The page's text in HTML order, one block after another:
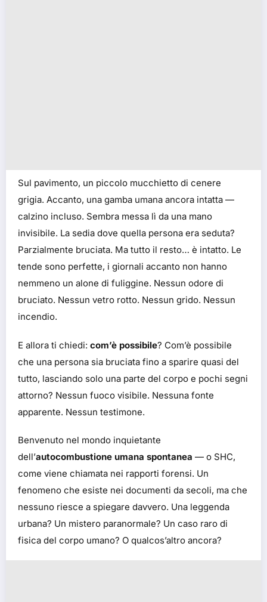
Sul pavimento, un piccolo mucchietto di cenere
grigia. Accanto, una gamba umana ancora intatta —
calzino incluso. Sembra messa lì da una mano
invisibile. La sedia dove quella persona era seduta?
Parzialmente bruciata. Ma tutto il resto… è intatto. Le
tende sono perfette, i giornali accanto non hanno
nemmeno un alone di fuliggine. Nessun odore di
bruciato. Nessun vetro rotto. Nessun grido. Nessun
incendio.
E allora ti chiedi: com’è possibile? Com’è possibile
che una persona sia bruciata fino a sparire quasi del
tutto, lasciando solo una parte del corpo e pochi segni
attorno? Nessun fuoco visibile. Nessuna fonte
apparente. Nessun testimone.
Benvenuto nel mondo inquietante
dell’autocombustione umana spontanea — o SHC,
come viene chiamata nei rapporti forensi. Un
fenomeno che esiste nei documenti da secoli, ma che
nessuno riesce a spiegare davvero. Una leggenda
urbana? Un mistero paranormale? Un caso raro di
fisica del corpo umano? O qualcos’altro ancora?